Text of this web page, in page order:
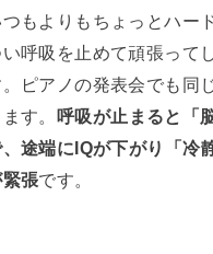
もよりもちょっとハー
呼吸を止めて頑張って
ピアノの発表会でも同
す。 呼吸が止まると「
途端にIQが下がり「冷
張です。